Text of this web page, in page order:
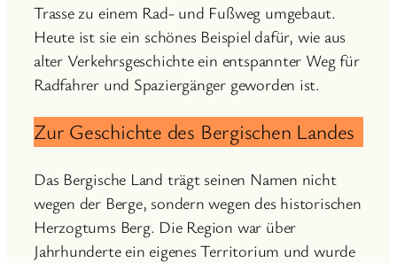
Trasse zu einem Rad- und Fußweg umgebaut.
Heute ist sie ein schönes Beispiel dafür, wie aus
alter Verkehrsgeschichte ein entspannter Weg für
Radfahrer und Spaziergänger geworden ist.
Zur Geschichte des Bergischen Landes
Das Bergische Land trägt seinen Namen nicht
wegen der Berge, sondern wegen des historischen
Herzogtums Berg. Die Region war über
Jahrhunderte ein eigenes Territorium und wurde